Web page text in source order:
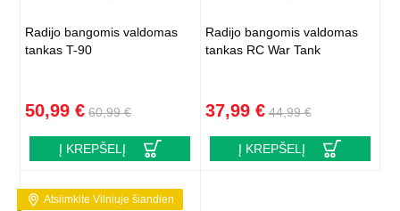
Radijo bangomis valdomas
tankas T-90
50,99 € 60,99 €
Į KREPŠELĮ
Radijo bangomis valdomas
tankas RC War Tank
37,99 € 44,99 €
Į KREPŠELĮ
Atsiimkite Vilniuje šiandien